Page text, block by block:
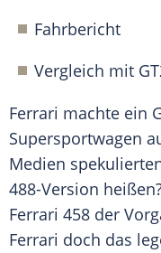
Fahrbericht
Vergleich mit
Ferrari machte ein
Supersportwagen
Medien
488-Version
Ferrari 458 der
Ferrari doch das